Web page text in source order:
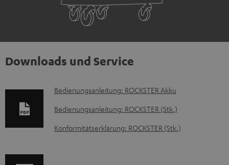
Downloads und Service
D
o
Bedienungsanleitung: ROCKSTER Akku
Bedienungsanleitung: ROCKSTER (Stk.)
Konformitätserklärung: ROCKSTER (Stk.)